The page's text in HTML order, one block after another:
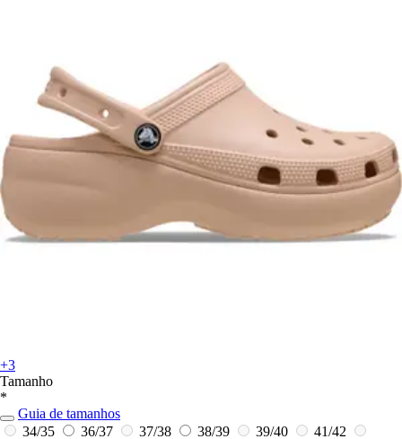
+3
Tamanho
*
Guia de tamanhos
34/35
36/37 37/38 38/39 39/40
41/42